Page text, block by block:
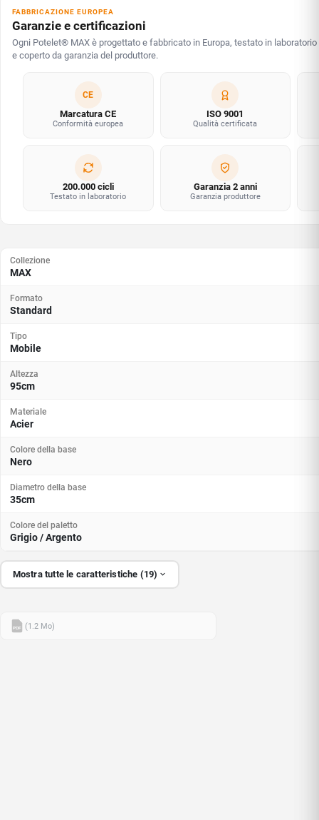
FABBRICAZIONE EUROPEA
Garanzie e certificazioni
Ogni Potelet® MAX è progettato e fabbricato in Europa, testato in laboratorio
e coperto da garanzia del produttore.
CE
Marcatura CE
Conformità europea
ISO 9001
Qualità certificata
200.000 cicli
Testato in laboratorio
Garanzia 2 anni
Garanzia produttore
Collezione
MAX
Formato
Standard
Tipo
Mobile
Altezza
95cm
Materiale
Acier
Colore della base
Nero
Diametro della base
35cm
Colore del paletto
Grigio / Argento
Mostra tutte le caratteristiche (19)
PDF (1.2 Mo)